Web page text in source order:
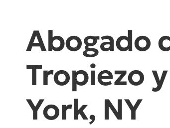
Abogado
Tropiezo
York, NY